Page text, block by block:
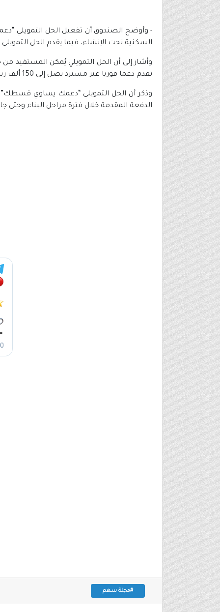
- وأوضح الصندوق أن تفعيل الحل التمويلي
السكنية تحت الإنشاء، فيما يقدم الحل
تقدم دعما فوريا غير مسترد يصل إلى 150 ألف ريال.
الدفعة المقدمة خلال فترة مراحل البناء وحتى
#مجلة سهم